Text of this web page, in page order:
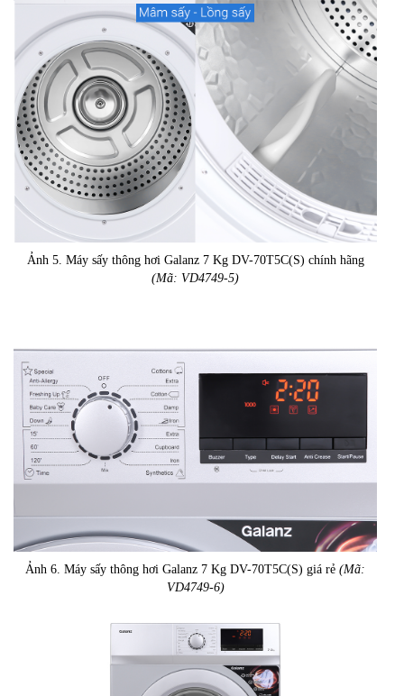
Ảnh 5. Máy sấy thông hơi Galanz 7 Kg DV-70T5C(S) chính hãng
(Mã: VD4749-5)
Ảnh 6. Máy sấy thông hơi Galanz 7 Kg DV-70T5C(S) giá rẻ (Mã:
VD4749-6)